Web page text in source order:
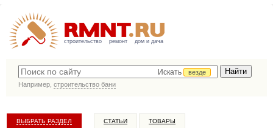
строительство ремонт дом и дача
Искать
везде
Например, строительство бани
ВЫБРАТЬ РАЗДЕЛ СТАТЬИ ТОВАРЫ